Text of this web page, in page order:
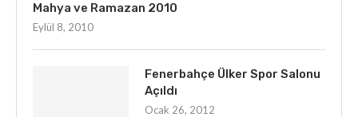
Mahya ve Ramazan 2010
Eylül 8, 2010
Fenerbahçe Ülker Spor Salonu
Açıldı
Ocak 26, 2012